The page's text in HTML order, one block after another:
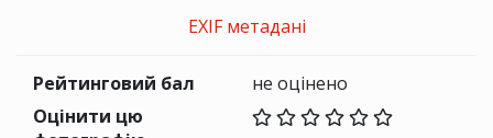
EXIF метадані
Рейтинговий бал
не оцінено
Оцінити цю